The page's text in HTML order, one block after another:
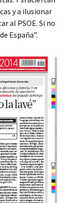
y a ilusionar
al PSOE. Si no
España”.